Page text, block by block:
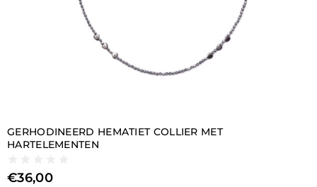
GERHODINEERD HEMATIET COLLIER MET
HARTELEMENTEN
€36,00